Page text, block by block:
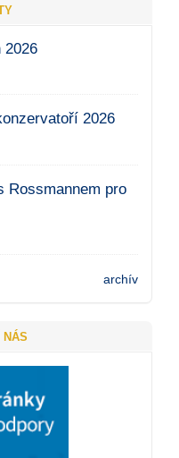
2026
2026
Rossmannem pro
archív
NÁS